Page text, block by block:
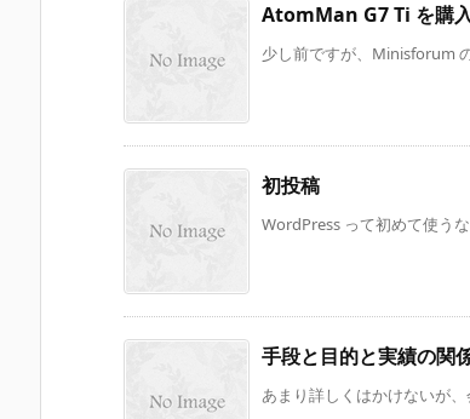
AtomMan G7 Ti を購
少し前ですが、Minisforum
初投稿
WordPress って初めて使う
手段と目的と実績の関
あまり詳しくはかけないが